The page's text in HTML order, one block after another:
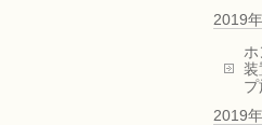
2019
装
プ
2019